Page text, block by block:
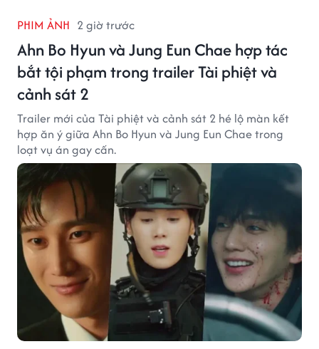
PHIM ẢNH 2 giờ trước
Ahn Bo Hyun và Jung Eun Chae hợp tác
bắt tội phạm trong trailer Tài phiệt và
cảnh sát 2
Trailer mới của Tài phiệt và cảnh sát 2 hé lộ màn kết
hợp ăn ý giữa Ahn Bo Hyun và Jung Eun Chae trong
loạt vụ án gay cấn.